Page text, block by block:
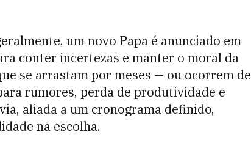
um novo Papa é anunciado em
conter incertezas e manter o moral da
se arrastam por meses — ou ocorrem de
rumores, perda de produtividade e
aliada a um cronograma definido,
na escolha.